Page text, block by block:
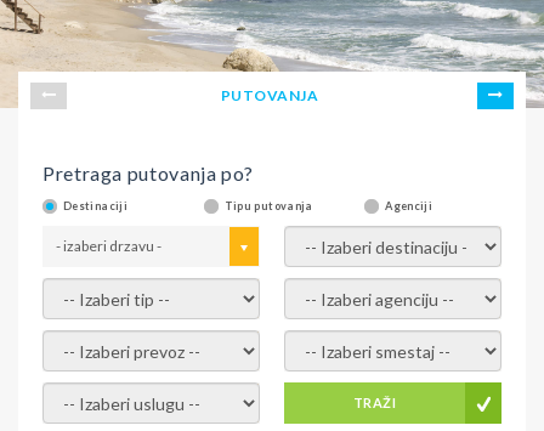
PUTOVANJA
Pretraga putovanja po?
Destinaciji Tipu putovanja Agenciji
- izaberi drzavu - - izaberi destinaciju -
- izaberi tip - - izaberi agenciju -
- izaberi prevoz - - Izaberite smestaj -
- Izaberite uslugu - TRAŽI